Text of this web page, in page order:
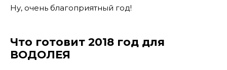
Ну, очень благоприятный год!
Что готовит 2018 год для
ВОДОЛЕЯ